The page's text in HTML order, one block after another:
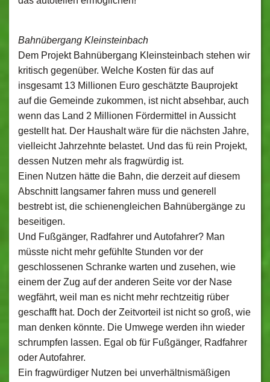
Bahnübergang Kleinsteinbach
Dem Projekt Bahnübergang Kleinsteinbach stehen wir
kritisch gegenüber. Welche Kosten für das auf
insgesamt 13 Millionen Euro geschätzte Bauprojekt
auf die Gemeinde zukommen, ist nicht absehbar, auch
wenn das Land 2 Millionen Fördermittel in Aussicht
gestellt hat. Der Haushalt wäre für die nächsten Jahre,
vielleicht Jahrzehnte belastet. Und das fü rein Projekt,
dessen Nutzen mehr als fragwürdig ist.
Einen Nutzen hätte die Bahn, die derzeit auf diesem
Abschnitt langsamer fahren muss und generell
bestrebt ist, die schienengleichen Bahnübergänge zu
beseitigen.
Und Fußgänger, Radfahrer und Autofahrer? Man
müsste nicht mehr gefühlte Stunden vor der
geschlossenen Schranke warten und zusehen, wie
einem der Zug auf der anderen Seite vor der Nase
wegfährt, weil man es nicht mehr rechtzeitig rüber
geschafft hat. Doch der Zeitvorteil ist nicht so groß, wie
man denken könnte. Die Umwege werden ihn wieder
schrumpfen lassen. Egal ob für Fußgänger, Radfahrer
oder Autofahrer.
Ein fragwürdiger Nutzen bei unverhältnismäßigen